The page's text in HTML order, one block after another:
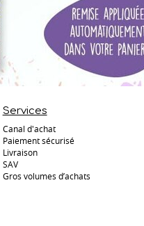
Services
Canal d'achat
Paiement sécurisé
Livraison
SAV
Gros volumes d’achats